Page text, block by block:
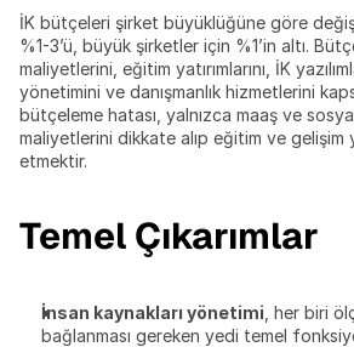
İK bütçeleri şirket büyüklüğüne göre
%1-3’ü, büyük şirketler için %1’in altı.
maliyetlerini, eğitim yatırımlarını, İK
yönetimini ve danışmanlık hizmetlerini
bütçeleme hatası, yalnızca maaş ve
maliyetlerini dikkate alıp eğitim ve gelişim
etmektir.
Temel Çıkarımlar
İnsan kaynakları yönetimi , her biri
bağlanması gereken yedi temel